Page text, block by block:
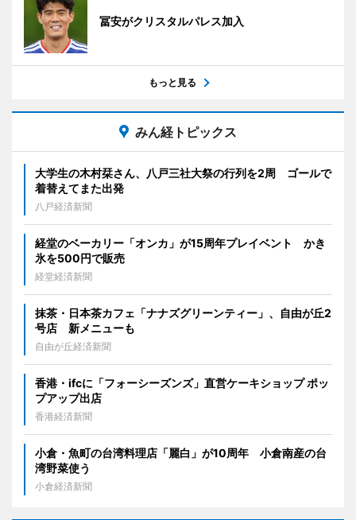
冨安がクリスタルパレス加入
もっと見る
みん経トピックス
大学生の木村栞さん、八戸三社大祭の行列を2周 ゴールで
着替えてまた出発
八戸経済新聞
経堂のベーカリー「オンカ」が15周年プレイベント かき
氷を500円で販売
経堂経済新聞
抹茶・日本茶カフェ「ナナズグリーンティー」、自由が丘2
号店 新メニューも
自由が丘経済新聞
香港・ifcに「フォーシーズンズ」直営ケーキショップ ポッ
プアップ出店
香港経済新聞
小倉・魚町の台湾料理店「麗白」が10周年 小倉南産の台
湾野菜使う
小倉経済新聞